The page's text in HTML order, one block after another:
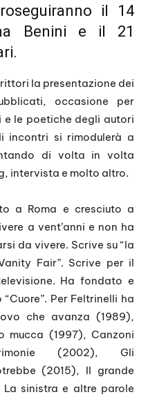
il 14
Benini e il 21
la presentazione dei
occasione per
le poetiche degli autori
incontri si rimodulerà a
di volta in volta
intervista e molto altro.
a Roma e cresciuto a
a vent’anni e non ha
da vivere. Scrive su “la
Fair”. Scrive per il
Ha fondato e
Per Feltrinelli ha
che avanza(1989),
mucca (1997), Canzoni
(2002), Gli
(2015), Il grande
La sinistra e altre parole